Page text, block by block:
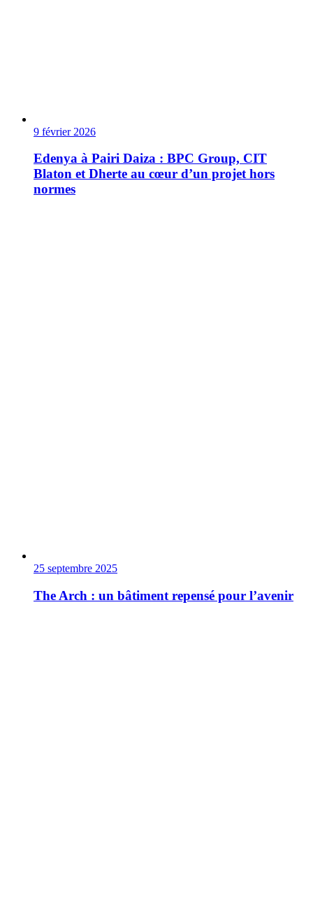
9 février 2026
Edenya à Pairi Daiza : BPC Group, CIT
Blaton et Dherte au cœur d’un projet hors
normes
25 septembre 2025
The Arch : un bâtiment repensé pour l’avenir